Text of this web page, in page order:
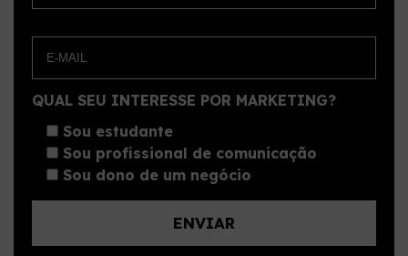
QUAL SEU INTERESSE POR MARKETING?
Sou estudante
Sou profissional de comunicação
Sou dono de um negócio